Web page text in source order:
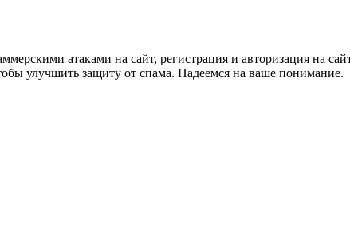
атаками на сайт, регистрация и авторизация
улучшить защиту от спама. Надеемся на ваше понимание.